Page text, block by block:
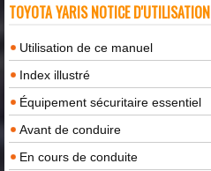
TOYOTA YARIS NOTICE D'UTILISATION
Utilisation de ce manuel
Index illustré
Équipement sécuritaire essentiel
Avant de conduire
En cours de conduite